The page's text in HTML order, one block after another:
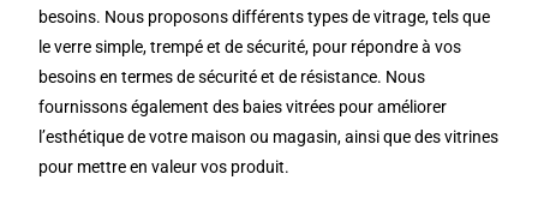
besoins. Nous proposons différents types de vitrage, tels que
le verre simple, trempé et de sécurité, pour répondre à vos
besoins en termes de sécurité et de résistance. Nous
fournissons également des baies vitrées pour améliorer
l’esthétique de votre maison ou magasin, ainsi que des vitrines
pour mettre en valeur vos produit.